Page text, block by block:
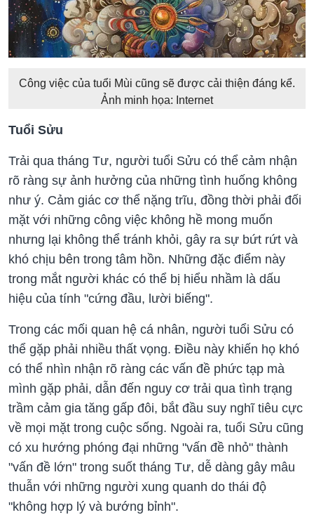
Công việc của tuổi Mùi cũng sẽ được cải thiện đáng kể.
Ảnh minh họa: Internet
Tuổi Sửu
Trải qua tháng Tư, người tuổi Sửu có thể cảm nhận
rõ ràng sự ảnh hưởng của những tình huống không
như ý. Cảm giác cơ thể nặng trĩu, đồng thời phải đối
mặt với những công việc không hề mong muốn
nhưng lại không thể tránh khỏi, gây ra sự bứt rứt và
khó chịu bên trong tâm hồn. Những đặc điểm này
trong mắt người khác có thể bị hiểu nhầm là dấu
hiệu của tính "cứng đầu, lười biếng".
Trong các mối quan hệ cá nhân, người tuổi Sửu có
thể gặp phải nhiều thất vọng. Điều này khiến họ khó
có thể nhìn nhận rõ ràng các vấn đề phức tạp mà
mình gặp phải, dẫn đến nguy cơ trải qua tình trạng
trầm cảm gia tăng gấp đôi, bắt đầu suy nghĩ tiêu cực
về mọi mặt trong cuộc sống. Ngoài ra, tuổi Sửu cũng
có xu hướng phóng đại những "vấn đề nhỏ" thành
"vấn đề lớn" trong suốt tháng Tư, dễ dàng gây mâu
thuẫn với những người xung quanh do thái độ
"không hợp lý và bướng bỉnh".